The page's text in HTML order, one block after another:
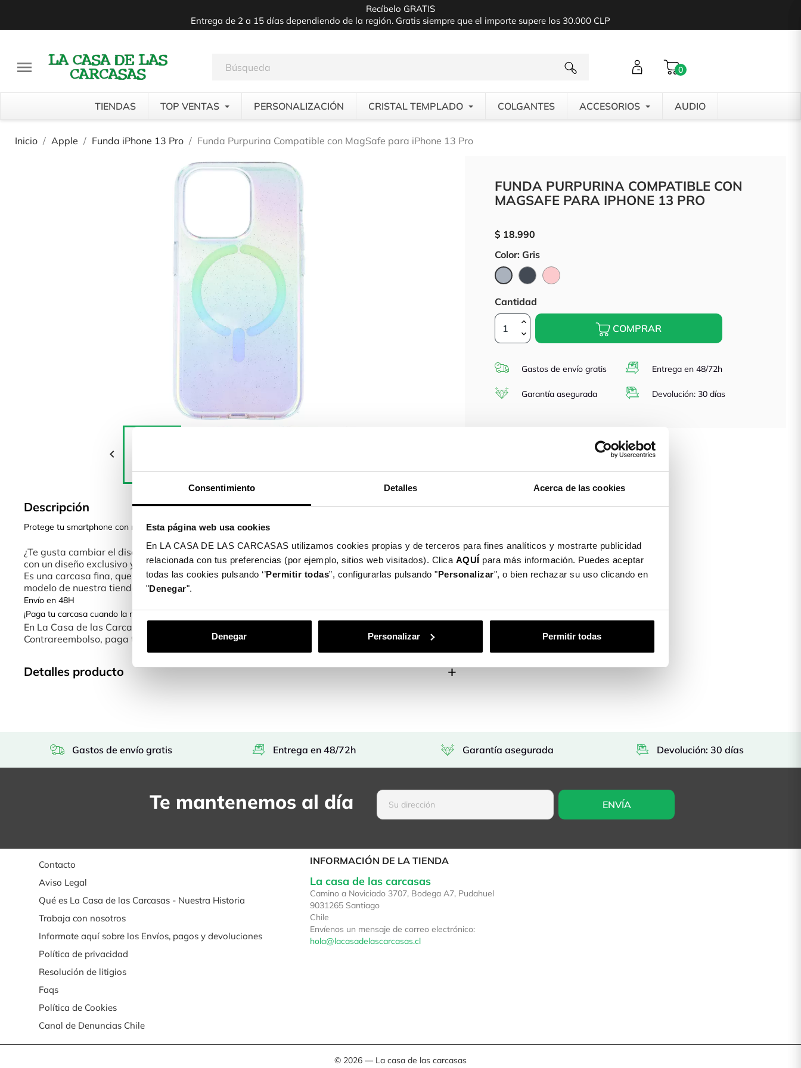
Consentimiento Detalles Acerca de las cookies
Esta página web usa cookies
En LA CASA DE LAS CARCASAS utilizamos cookies propias y de terceros para fines analíticos y mostrarte publicidad
relacionada con tus preferencias (por ejemplo, sitios web visitados). Clica AQUÍ para más información. Puedes aceptar
todas las cookies pulsando ‘’Permitir todas”, configurarlas pulsando "Personalizar", o bien rechazar su uso clicando en
"Denegar".
Denegar Personalizar Permitir todas
Recíbelo GRATIS
Entrega de 2 a 15 días dependiendo de la región. Gratis siempre que el importe supere los 30.000 CLP
 0
TIENDAS TOP VENTAS PERSONALIZACIÓN CRISTAL TEMPLADO COLGANTES ACCESORIOS AUDIO
Inicio Apple Funda iPhone 13 Pro Funda Purpurina Compatible con MagSafe para iPhone 13 Pro

Descripción
Protege tu smartphone con nuestras nuevas carcasas
¿Te gusta cambiar el diseño de tu móvil? Con las Nuevas Fundas para Móviles puedes protegerlo
con un diseño exclusivo y divertido.
Es una carcasa fina, que no añade mucho peso ni volumen a tu smartphone. Cualquier diseño o
modelo de nuestra tienda de fundas online es una elección perfecta.
Envío en 48H
¡Paga tu carcasa cuando la recibas!
En La Casa de las Carcasas tenemos diferentes métodos de pago: Tarjeta, Bizum, PayPal y
Contrareembolso, paga tu funda cuando la recibas.
Detalles producto
FUNDA PURPURINA COMPATIBLE CON
MAGSAFE PARA IPHONE 13 PRO
$ 18.990
Color: Gris
Gris NegroRosa
Cantidad
COMPRAR
Gastos de envío gratis Entrega en 48/72h
Garantía asegurada Devolución: 30 días
Gastos de envío gratis Entrega en 48/72h Garantía asegurada Devolución: 30 días
Te mantenemos al día
Contacto
Aviso Legal
Qué es La Casa de las Carcasas - Nuestra Historia
Trabaja con nosotros
Informate aquí sobre los Envíos, pagos y devoluciones
Política de privacidad
Resolución de litigios
Faqs
Política de Cookies
Canal de Denuncias Chile
INFORMACIÓN DE LA TIENDA
La casa de las carcasas
Camino a Noviciado 3707, Bodega A7, Pudahuel
9031265 Santiago
Chile
Envíenos un mensaje de correo electrónico:
hola@lacasadelascarcasas.cl
© 2026 — La casa de las carcasas